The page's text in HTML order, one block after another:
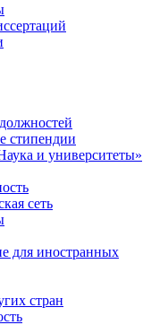
стипендии
и университеты»
сеть
для иностранных
стран